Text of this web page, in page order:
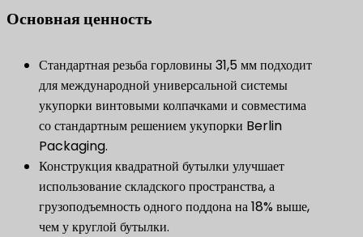
Основная ценность
Стандартная резьба горловины 31,5 мм подходит
для международной универсальной системы
укупорки винтовыми колпачками и совместима
со стандартным решением укупорки Berlin
Packaging.
Конструкция квадратной бутылки улучшает
использование складского пространства, а
грузоподъемность одного поддона на 18% выше,
чем у круглой бутылки.